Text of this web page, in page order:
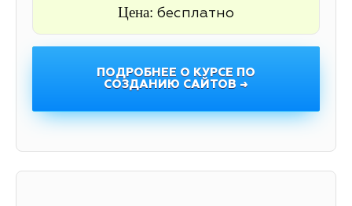
Цена: бесплатно
ПОДРОБНЕЕ О КУРСЕ ПО
СОЗДАНИЮ САЙТОВ →